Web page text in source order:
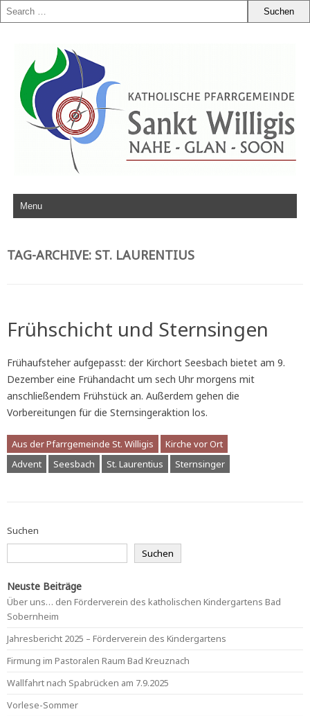
Zum Inhalt springen
TAG-ARCHIVE: ST. LAURENTIUS
Frühschicht und Sternsingen
Frühaufsteher aufgepasst: der Kirchort Seesbach bietet am 9.
Dezember eine Frühandacht um sech Uhr morgens mit
anschließendem Frühstück an. Außerdem gehen die
Vorbereitungen für die Sternsingeraktion los.
Aus der Pfarrgemeinde St. Willigis
Kirche vor Ort
Advent
Seesbach St. Laurentius Sternsinger
Suchen
Suchen
Neuste Beiträge
Über uns… den Förderverein des katholischen Kindergartens Bad
Sobernheim
Jahresbericht 2025 – Förderverein des Kindergartens
Firmung im Pastoralen Raum Bad Kreuznach
Wallfahrt nach Spabrücken am 7.9.2025
Vorlese-Sommer